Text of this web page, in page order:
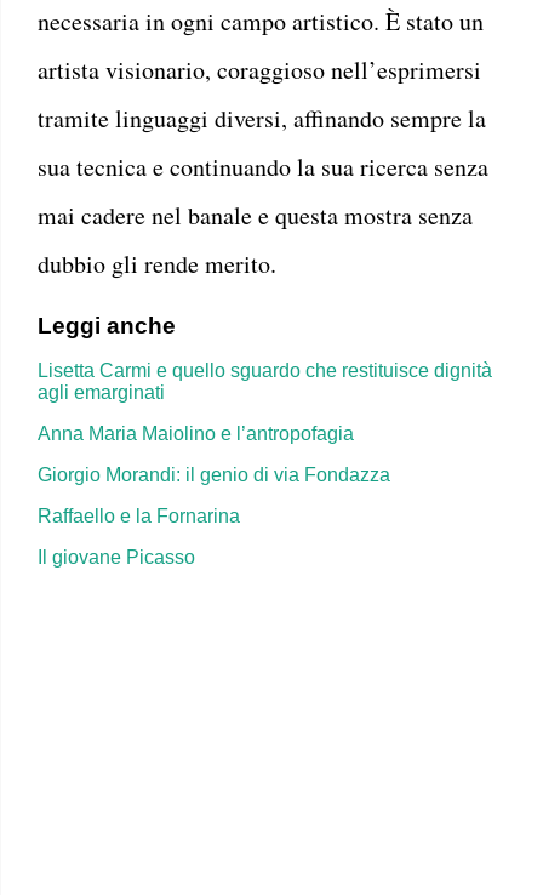
necessaria in ogni campo artistico. È stato un
artista visionario, coraggioso nell’esprimersi
tramite linguaggi diversi, affinando sempre la
sua tecnica e continuando la sua ricerca senza
mai cadere nel banale e questa mostra senza
dubbio gli rende merito.
Leggi anche
Lisetta Carmi e quello sguardo che restituisce dignità
agli emarginati
Anna Maria Maiolino e l’antropofagia
Giorgio Morandi: il genio di via Fondazza
Raffaello e la Fornarina
Il giovane Picasso